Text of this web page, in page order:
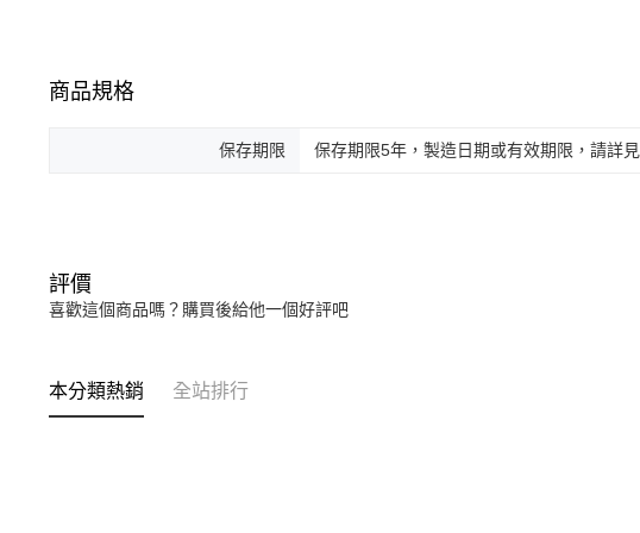
商品規格
保存期限 保存期限5年，製造日期或有效期限，請詳
評價
喜歡這個商品嗎？購買後給他一個好評吧
本分類熱銷 全站排行